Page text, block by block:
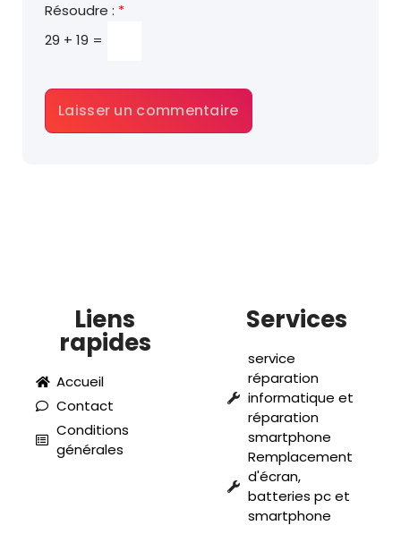
Résoudre : *
29 + 19 =
Liens
rapides
Accueil
Contact
Conditions
générales
Services
service
réparation
informatique et
réparation
smartphone
Remplacement
d'écran,
batteries pc et
smartphone